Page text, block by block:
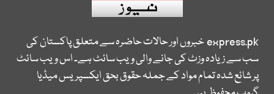
express.pkخبروں اور حالات حاضرہ سے متعلق پاکستان کی
سب سے زیادہ وزٹ کی جانے والی ویب سائٹ ہے۔ اس ویب سائٹ
پر شائع شدہ تمام مواد کے جملہ حقوق بحق ایکسپریس میڈیا